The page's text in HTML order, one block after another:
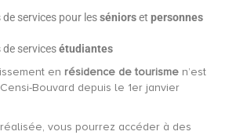
de services pour lesséniorset personnes
de servicesétudiantes
en résidence de tourisme n’est
Bouvard depuis le 1er janvier
vous pourrez accéder à des